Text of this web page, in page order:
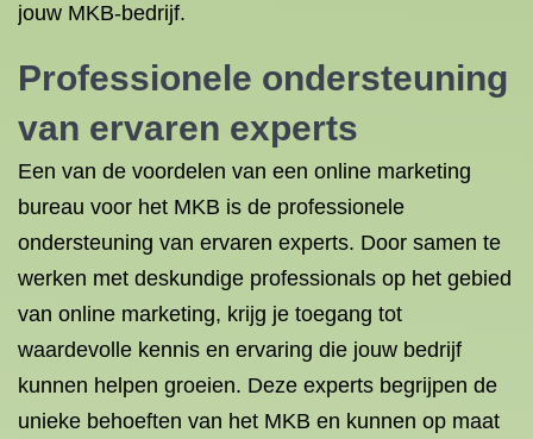
jouw MKB-bedrijf.
Professionele ondersteuning
van ervaren experts
Een van de voordelen van een online marketing
bureau voor het MKB is de professionele
ondersteuning van ervaren experts. Door samen te
werken met deskundige professionals op het gebied
van online marketing, krijg je toegang tot
waardevolle kennis en ervaring die jouw bedrijf
kunnen helpen groeien. Deze experts begrijpen de
unieke behoeften van het MKB en kunnen op maat